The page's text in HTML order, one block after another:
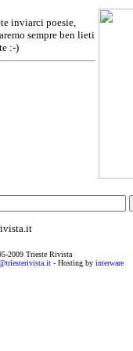
inviarci poesie,
sempre ben lieti
:-)
-2009 Trieste Rivista
- Hosting by interware